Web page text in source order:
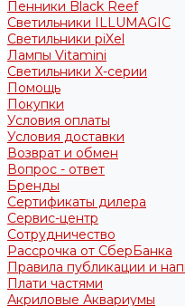
Пенники Black Reef
Светильники ILLUMAGIC
Светильники piXel
Лампы Vitamini
Светильники X-серии
Помощь
Покупки
Условия оплаты
Условия доставки
Возврат и обмен
Вопрос - ответ
Бренды
Сертификаты дилера
Сервис-центр
Сотрудничество
Рассрочка от СберБанка
Правила публикации и
Плати частями
Акриловые Аквариумы